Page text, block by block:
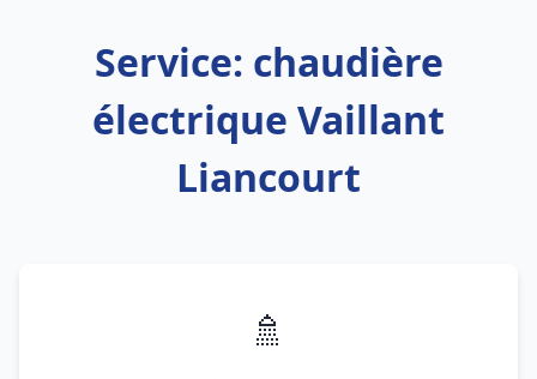
Service: chaudière
électrique Vaillant
Liancourt
🚿